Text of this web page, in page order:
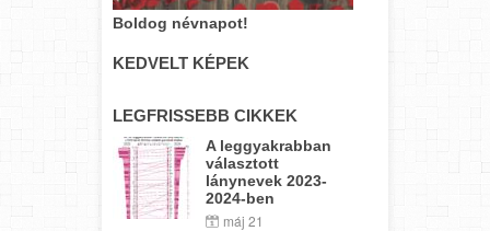
Boldog névnapot!
KEDVELT KÉPEK
LEGFRISSEBB CIKKEK
A leggyakrabban
választott
lánynevek 2023-
2024-ben
máj 21